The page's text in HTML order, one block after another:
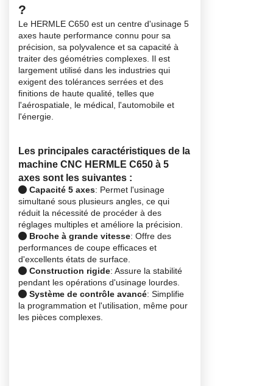
?
Le HERMLE C650 est un centre d'usinage 5
axes haute performance connu pour sa
précision, sa polyvalence et sa capacité à
traiter des géométries complexes. Il est
largement utilisé dans les industries qui
exigent des tolérances serrées et des
finitions de haute qualité, telles que
l'aérospatiale, le médical, l'automobile et
l'énergie.
Les principales caractéristiques de la
machine CNC HERMLE C650 à 5
axes sont les suivantes :
Capacité 5 axes: Permet l'usinage
simultané sous plusieurs angles, ce qui
réduit la nécessité de procéder à des
réglages multiples et améliore la précision.
Broche à grande vitesse: Offre des
performances de coupe efficaces et
d'excellents états de surface.
Construction rigide: Assure la stabilité
pendant les opérations d'usinage lourdes.
Système de contrôle avancé: Simplifie
la programmation et l'utilisation, même pour
les pièces complexes.